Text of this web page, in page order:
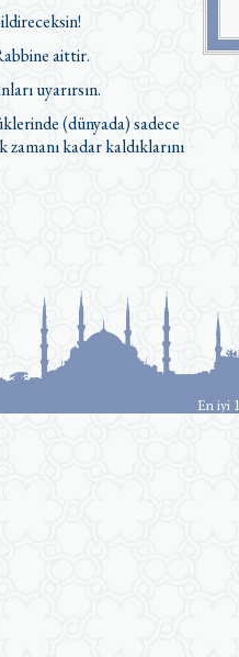
aittir.
uyarırsın.
(dünyada) sadece
kadar kaldıklarını
En iyi